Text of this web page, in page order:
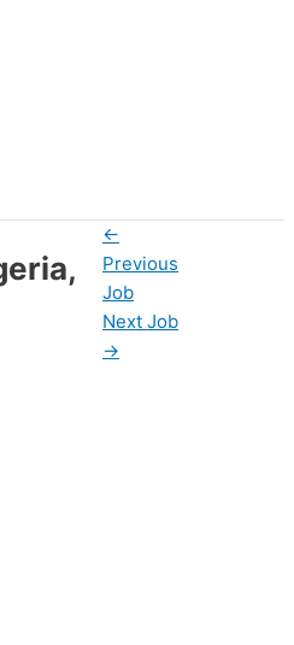
←
Previous
Job
Next Job
→